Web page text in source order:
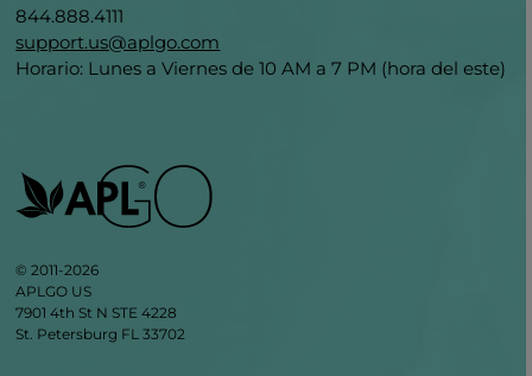
844.888.4111
support.us@aplgo.com
Horario: Lunes a Viernes de 10 AM a 7 PM (hora del este)
© 2011-2026
APLGO US
7901 4th St N STE 4228
St. Petersburg FL 33702